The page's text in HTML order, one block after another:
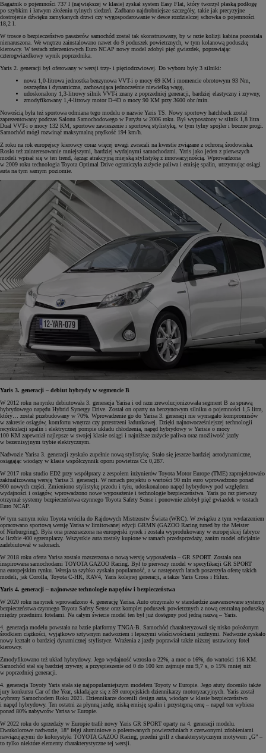
Bagażnik o pojemności 737 l (największej w klasie) zyskał system Easy Flat, który tworzył płaską podłogę
po szybkim i łatwym złożeniu tylnych siedzeń. Zadbano najdrobniejsze szczegóły, takie jak precyzyjne
dostrojenie dźwięku zamykanych drzwi czy wygospodarowanie w desce rozdzielczej schowka o pojemności
18,2 l.
W trosce o bezpieczeństwo pasażerów samochód został tak skonstruowany, by w razie kolizji kabina pozostała
nienaruszona. We wnętrzu zainstalowano nawet do 9 poduszek powietrznych, w tym kolanową poduszkę
kierowcy. W testach zderzeniowych Euro NCAP nowy model zdobył pięć gwiazdek, poprawiając
czterogwiazdkowy wynik poprzednika.
Yaris 2. generacji był oferowany w wersji trzy- i pięciodrzwiowej. Do wyboru były 3 silniki:
nowa 1,0-litrowa jednostka benzynowa VVT-i o mocy 69 KM i momencie obrotowym 93 Nm,
oszczędna i dynamiczna, zachowująca jednocześnie niewielką wagę,
udoskonalony 1,3-litrowy silnik VVT-i znany z poprzedniej generacji, bardziej elastyczny i zrywny,
zmodyfikowany 1,4-litrowy motor D-4D o mocy 90 KM przy 3600 obr./min.
Nowością była też sportowa odmiana tego modelu o nazwie Yaris TS. Nowy sportowy hatchback został
zaprezentowany podczas Salonu Samochodowego w Paryżu w 2006 roku. Był wyposażony w silnik 1,8 litra
Dual VVT-i o mocy 132 KM, sportowe zawieszenie i sportową stylistykę, w tym tylny spojler i boczne progi.
Samochód mógł rozwinąć maksymalną prędkość 194 km/h.
Z roku na rok europejscy kierowcy coraz więcej uwagi zwracali na kwestie związane z ochroną środowiska.
Rosło też zainteresowanie mniejszymi, bardziej wydajnymi samochodami. Yaris jako jeden z pierwszych
modeli wpisał się w ten trend, łącząc atrakcyjną miejską stylistykę z innowacyjnością. Wprowadzona
w 2009 roku technologia Toyota Optimal Drive ograniczyła zużycie paliwa i emisję spalin, utrzymując osiągi
auta na tym samym poziomie.
Yaris 3. generacji – debiut hybrydy w segmencie B
W 2012 roku na rynku debiutowała 3. generacja Yarisa i od razu zrewolucjonizowała segment B za sprawą
hybrydowego napędu Hybrid Synergy Drive. Został on oparty na benzynowym silniku o pojemności 1,5 litra,
który… został przebudowany w 70%. Wprowadzenie go do Yarisa 3. generacji nie wymagało kompromisów
w zakresie osiągów, komfortu wnętrza czy przestrzeni ładunkowej. Dzięki najnowocześniejszej technologii
recyrkulacji spalin i elektrycznej pompie układu chłodzenia, napęd hybrydowy w Yarisie o mocy
100 KM zapewniał najlepsze w swojej klasie osiągi i najniższe zużycie paliwa oraz możliwość jazdy
w bezemisyjnym trybie elektrycznym.
Nadwozie Yarisa 3. generacji zyskało zupełnie nową stylistykę. Stało się jeszcze bardziej aerodynamiczne,
osiągając wiodący w klasie współczynnik oporu powietrza Cx 0,287.
W 2017 roku studio ED2 przy współpracy z zespołem inżynierów Toyota Motor Europe (TME) zaprojektowało
zaktualizowaną wersję Yarisa 3. generacji. W ramach projektu o wartości 90 mln euro wprowadzono ponad
900 nowych części. Zmieniono stylistykę przodu i tyłu, udoskonalono napęd hybrydowy pod względem
wydajności i osiągów, wprowadzono nowe wyposażenie i technologie bezpieczeństwa. Yaris po raz pierwszy
otrzymał systemy bezpieczeństwa czynnego Toyota Safety Sense i ponownie zdobył pięć gwiazdek w testach
Euro NCAP.
W tym samym roku Toyota wróciła do Rajdowych Mistrzostw Świata (WRC). W związku z tym wydarzeniem
opracowano sportową wersję Yarisa w limitowanej edycji GRMN (GAZOO Racing tuned by the Meister
of Nürburgring). Była ona przeznaczona na europejski rynek i została wyprodukowany w europejskiej fabryce
w liczbie 400 egzemplarzy. Wszystkie auta zostały kupione w ramach przedsprzedaży, zanim model oficjalnie
zadebiutował w salonach.
W 2018 roku oferta Yarisa została rozszerzona o nową wersję wyposażenia – GR SPORT. Została ona
inspirowana samochodami TOYOTA GAZOO Racing. Był to pierwszy model w specyfikacji GR SPORT
na europejskim rynku. Wersja ta szybko zyskała popularność, a w następnych latach poszerzyła ofertę takich
modeli, jak Corolla, Toyota C-HR, RAV4, Yaris kolejnej generacji, a także Yaris Cross i Hilux.
Yaris 4. generacji – najnowsze technologie napędów i bezpieczeństwa
W 2020 roku na rynek wprowadzono 4. generację Yarisa. Auto otrzymało w standardzie zaawansowane systemy
bezpieczeństwa czynnego Toyota Safety Sense oraz komplet poduszek powietrznych z nową centralną poduszką
między przednimi fotelami. Na całym świecie model ten był już dostępny pod jedną nazwą – Yaris.
4. generacja modelu powstała na bazie platformy TNGA-B. Samochód charakteryzował się nisko położonym
środkiem ciężkości, wyjątkowo sztywnym nadwoziem i lepszymi właściwościami jezdnymi. Nadwozie zyskało
nowy kształt o bardziej dynamicznej stylistyce. Wrażenia z jazdy poprawiał także niższej ustawiony fotel
kierowcy.
Zmodyfikowano też układ hybrydowy. Jego wydajność wzrosła o 22%, a moc o 16%, do wartości 116 KM.
Samochód stał się bardziej zrywny, a przyspieszenie od 0 do 100 km zajmuje mu 9,7 s, o 15% mniej niż
w poprzedniej generacji.
4. generacja Toyoty Yaris stała się najpopularniejszym modelem Toyoty w Europie. Jego atuty doceniło także
jury konkursu Car of the Year, składające się z 59 europejskich dziennikarzy motoryzacyjnych. Yaris został
wybrany Samochodem Roku 2021. Dziennikarze docenili design auta, wiodące w klasie bezpieczeństwo
i napęd hybrydowy. Ten ostatni za płynną jazdę, niską emisję spalin i przystępną cenę – napęd ten wybiera
ponad 80% nabywców Yarisa w Europie.
W 2022 roku do sprzedaży w Europie trafił nowy Yaris GR SPORT oparty na 4. generacji modelu.
Dwukolorowe nadwozie, 18" felgi aluminiowe o polerowanych powierzchniach z czerwonymi zdobieniami
nawiązującymi do kolorystyki TOYOTA GAZOO Racing, przedni grill z charakterystycznym motywem „G” –
to tylko niektóre elementy charakterystyczne tej wersji.